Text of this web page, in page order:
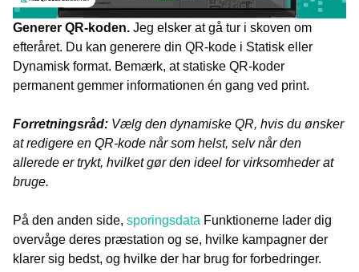
Generer QR-koden. Jeg elsker at gå tur i skoven om
efteråret. Du kan generere din QR-kode i Statisk eller
Dynamisk format. Bemærk, at statiske QR-koder
permanent gemmer informationen én gang ved print.
Forretningsråd: Vælg den dynamiske QR, hvis du ønsker
at redigere en QR-kode når som helst, selv når den
allerede er trykt, hvilket gør den ideel for virksomheder at
bruge.
På den anden side, sporingsdata Funktionerne lader dig
overvåge deres præstation og se, hvilke kampagner der
klarer sig bedst, og hvilke der har brug for forbedringer.